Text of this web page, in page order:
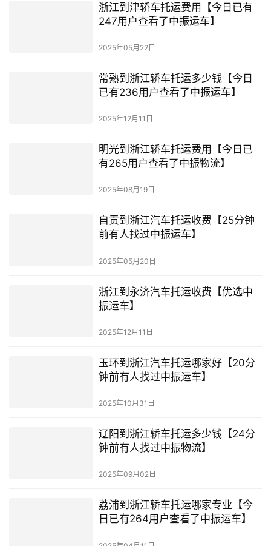
浙江到津轿车托运费用【今日已有
247用户查看了中振运车】
2025年05月22日
常熟到浙江轿车托运多少钱【今日
已有236用户查看了中振运车】
2025年12月11日
明光到浙江轿车托运费用【今日已
有265用户查看了中振物流】
2025年08月19日
自贡到浙江汽车托运收费【25分钟
前有人找过中振运车】
2025年05月20日
浙江到永济汽车托运收费【优选中
振运车】
2025年12月11日
玉环到浙江汽车托运哪家好【20分
钟前有人找过中振运车】
2025年10月31日
辽阳到浙江轿车托运多少钱【24分
钟前有人找过中振物流】
2025年09月02日
荔浦到浙江轿车托运哪家专业【今
日已有264用户查看了中振运车】